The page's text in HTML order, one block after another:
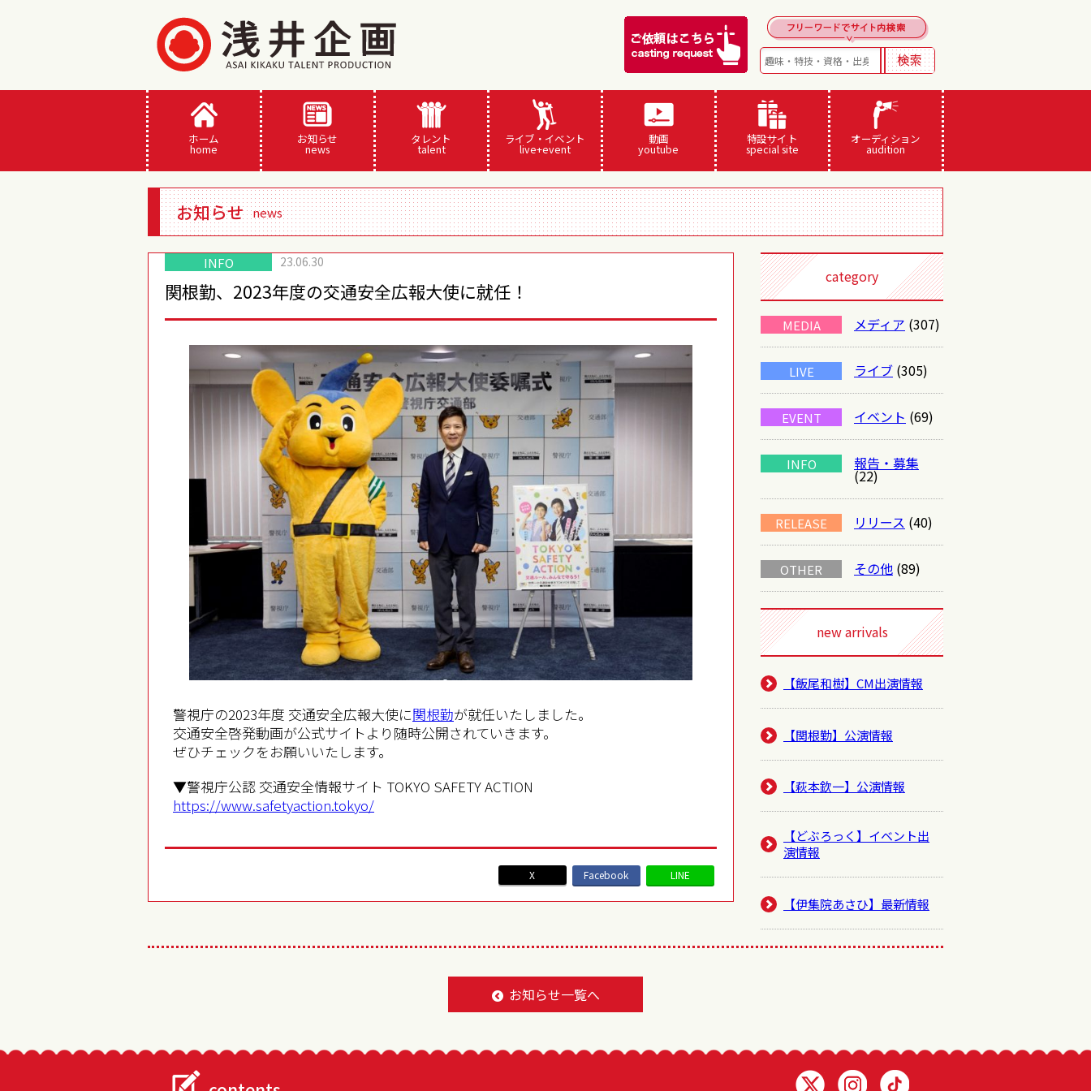
ホーム
home
お知らせ
news
タレント
talent
ライブ・イベント
live+event
動画
youtube
特設サイト
special site
オーディション
audition
お知らせ news
INFO 23.06.30
関根勤、2023年度の交通安全広報大使に就任！
警視庁の2023年度 交通安全広報大使に関根勤が就任いたしました。
交通安全啓発動画が公式サイトより随時公開されていきます。
ぜひチェックをお願いいたします。
▼警視庁公認 交通安全情報サイト TOKYO SAFETY ACTION
https://www.safetyaction.tokyo/
LINE
Facebook
X
category
MEDIA メディア (307)
LIVE ライブ (305)
EVENT イベント (69)
INFO 報告・募集
(22)
RELEASE リリース (40)
OTHER その他 (89)
new arrivals
【飯尾和樹】CM出演情報
【関根勤】公演情報
【萩本欽一】公演情報
【どぶろっく】イベント出
演情報
【伊集院あさひ】最新情報
お知らせ一覧へ
Twitter 浅井企画Instagram 浅井企画